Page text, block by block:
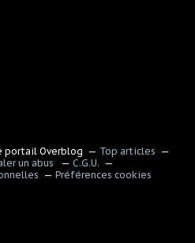
portail Overblog
Top articles
un abus
C.G.U.
Préférences cookies